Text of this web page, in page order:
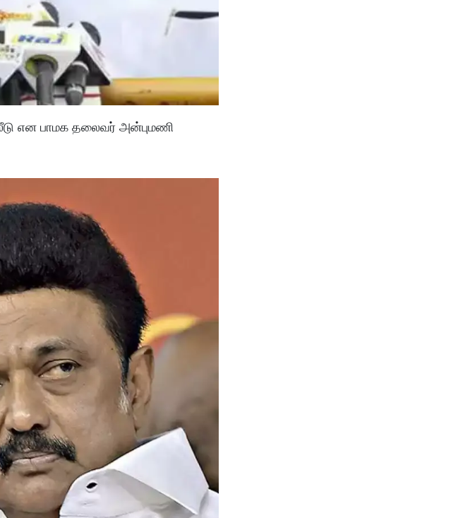
என பாமக தலைவர் அன்புமணி